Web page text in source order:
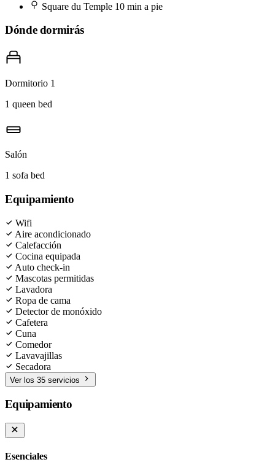
Square du Temple 10 min a pie
Dónde dormirás
Dormitorio 1
1 queen bed
Salón
1 sofa bed
Equipamiento
Wifi
Aire acondicionado
Calefacción
Cocina equipada
Auto check-in
Mascotas permitidas
Lavadora
Ropa de cama
Detector de monóxido
Cafetera
Cuna
Comedor
Lavavajillas
Secadora
Ver los 35 servicios
Equipamiento
Esenciales